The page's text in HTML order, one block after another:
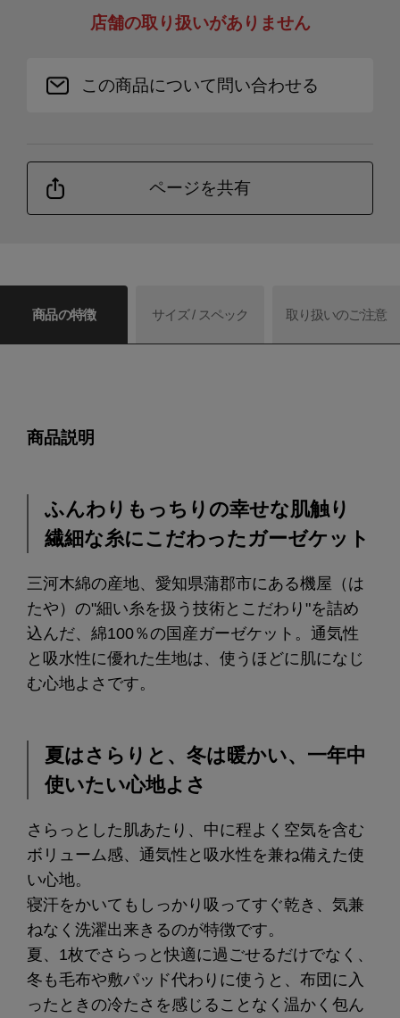
店舗の取り扱いがありません
この商品について問い合わせる
ページを共有
商品の特徴 サイズ / スペック 取り扱いのご注意
商品説明
ふんわりもっちりの幸せな肌触り
繊細な糸にこだわったガーゼケット
三河木綿の産地、愛知県蒲郡市にある機屋（は
たや）の"細い糸を扱う技術とこだわり"を詰め
込んだ、綿100％の国産ガーゼケット。通気性
と吸水性に優れた生地は、使うほどに肌になじ
む心地よさです。
夏はさらりと、冬は暖かい、一年中
使いたい心地よさ
さらっとした肌あたり、中に程よく空気を含む
ボリューム感、通気性と吸水性を兼ね備えた使
い心地。
寝汗をかいてもしっかり吸ってすぐ乾き、気兼
ねなく洗濯出来きるのが特徴です。
夏、1枚でさらっと快適に過ごせるだけでなく、
冬も毛布や敷パッド代わりに使うと、布団に入
ったときの冷たさを感じることなく温かく包ん